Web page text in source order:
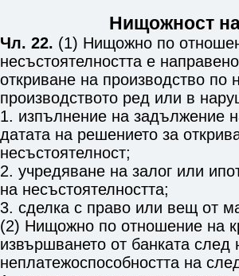
Нищожност
Чл. 22. (1) Нищожно по
несъстоятелността е
откриване на производство по
производството ред или в
1. изпълнение на задължение
датата на решението за
несъстоятелност;
2. учредяване на залог или
на несъстоятелността;
3. сделка с право или вещ от
(2) Нищожно по отношение на
извършването от банката след
неплатежоспособността на